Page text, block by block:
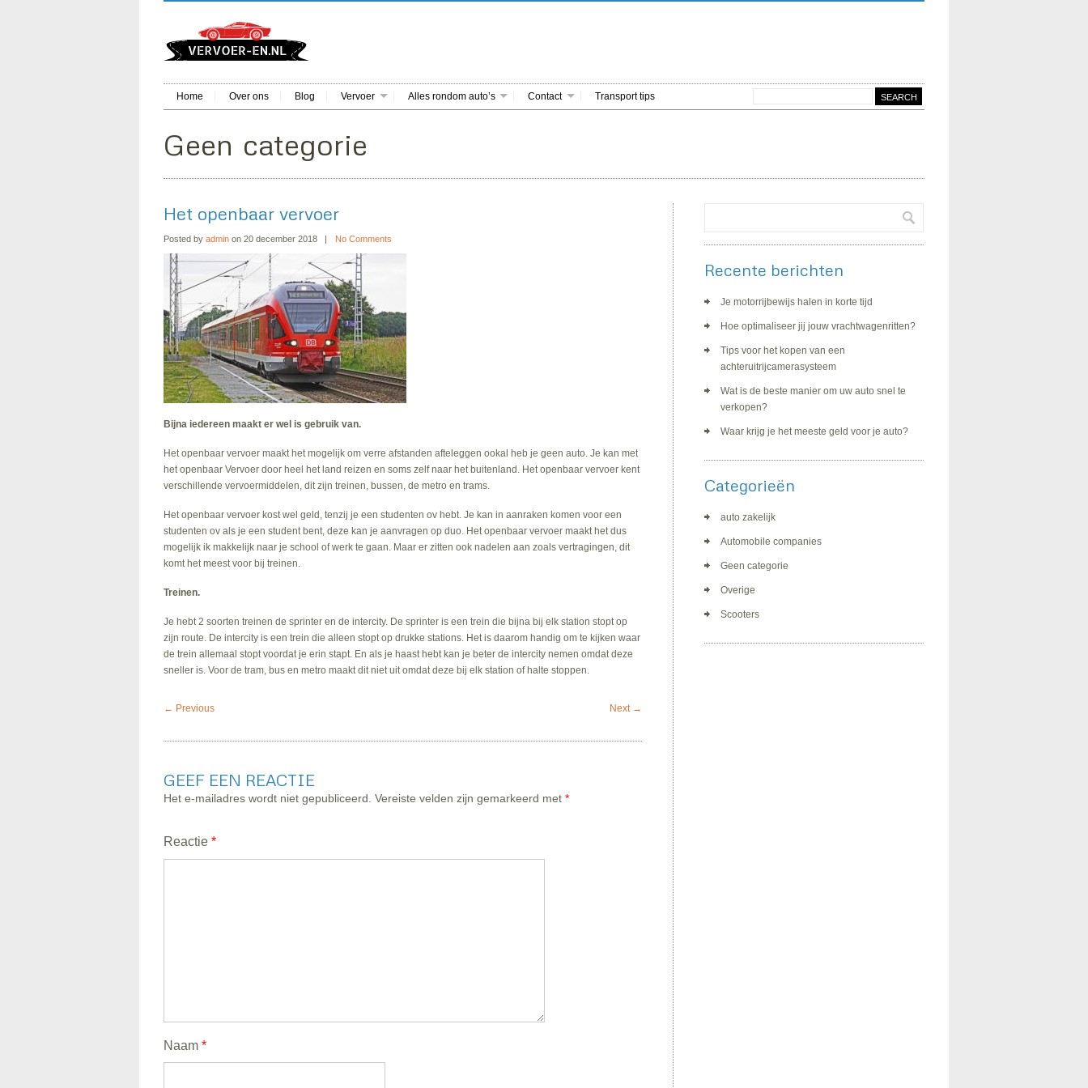
Home Over ons Blog Vervoer Alles rondom auto’s Contact Transport tips
Geen categorie
Het openbaar vervoer
Posted by admin on 20 december 2018 No Comments
Bijna iedereen maakt er wel is gebruik van.
Het openbaar vervoer maakt het mogelijk om verre afstanden afteleggen ookal heb je geen auto. Je kan met
het openbaar Vervoer door heel het land reizen en soms zelf naar het buitenland. Het openbaar vervoer kent
verschillende vervoermiddelen, dit zijn treinen, bussen, de metro en trams.
Het openbaar vervoer kost wel geld, tenzij je een studenten ov hebt. Je kan in aanraken komen voor een
studenten ov als je een student bent, deze kan je aanvragen op duo. Het openbaar vervoer maakt het dus
mogelijk ik makkelijk naar je school of werk te gaan. Maar er zitten ook nadelen aan zoals vertragingen, dit
komt het meest voor bij treinen.
Treinen.
Je hebt 2 soorten treinen de sprinter en de intercity. De sprinter is een trein die bijna bij elk station stopt op
zijn route. De intercity is een trein die alleen stopt op drukke stations. Het is daarom handig om te kijken waar
de trein allemaal stopt voordat je erin stapt. En als je haast hebt kan je beter de intercity nemen omdat deze
sneller is. Voor de tram, bus en metro maakt dit niet uit omdat deze bij elk station of halte stoppen.
Post
navigation
← Previous Next →
GEEF EEN REACTIE
Het e-mailadres wordt niet gepubliceerd. Vereiste velden zijn gemarkeerd met *
Reactie *
Naam *
Recente berichten
Je motorrijbewijs halen in korte tijd
Hoe optimaliseer jij jouw vrachtwagenritten?
Tips voor het kopen van een
achteruitrijcamerasysteem
Wat is de beste manier om uw auto snel te
verkopen?
Waar krijg je het meeste geld voor je auto?
Categorieën
auto zakelijk
Automobile companies
Geen categorie
Overige
Scooters